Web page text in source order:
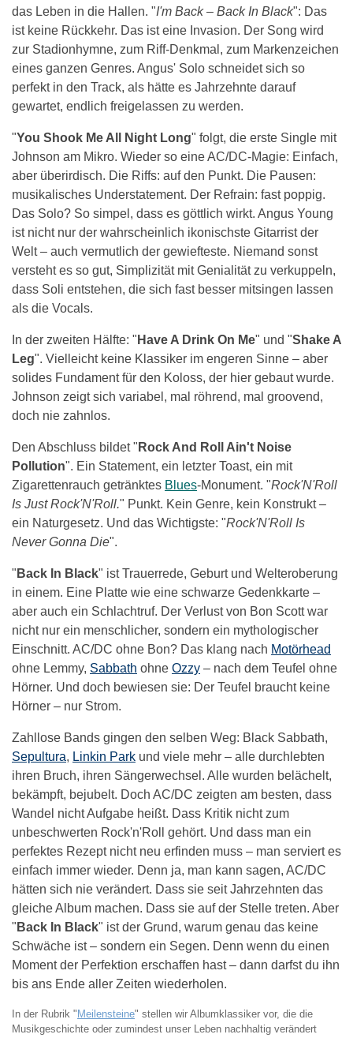
das Leben in die Hallen. "I'm Back – Back In Black": Das
ist keine Rückkehr. Das ist eine Invasion. Der Song wird
zur Stadionhymne, zum Riff-Denkmal, zum Markenzeichen
eines ganzen Genres. Angus' Solo schneidet sich so
perfekt in den Track, als hätte es Jahrzehnte darauf
gewartet, endlich freigelassen zu werden.
"You Shook Me All Night Long" folgt, die erste Single mit
Johnson am Mikro. Wieder so eine AC/DC-Magie: Einfach,
aber überirdisch. Die Riffs: auf den Punkt. Die Pausen:
musikalisches Understatement. Der Refrain: fast poppig.
Das Solo? So simpel, dass es göttlich wirkt. Angus Young
ist nicht nur der wahrscheinlich ikonischste Gitarrist der
Welt – auch vermutlich der gewiefteste. Niemand sonst
versteht es so gut, Simplizität mit Genialität zu verkuppeln,
dass Soli entstehen, die sich fast besser mitsingen lassen
als die Vocals.
In der zweiten Hälfte: " Have A Drink On Me" und "Shake A
Leg". Vielleicht keine Klassiker im engeren Sinne – aber
solides Fundament für den Koloss, der hier gebaut wurde.
Johnson zeigt sich variabel, mal röhrend, mal groovend,
doch nie zahnlos.
Den Abschluss bildet " Rock And Roll Ain't Noise
Pollution". Ein Statement, ein letzter Toast, ein mit
Zigarettenrauch getränktes Blues-Monument. "Rock'N'Roll
Is Just Rock'N'Roll." Punkt. Kein Genre, kein Konstrukt –
ein Naturgesetz. Und das Wichtigste: "Rock'N'Roll Is
Never Gonna Die".
" Back In Black" ist Trauerrede, Geburt und Welteroberung
in einem. Eine Platte wie eine schwarze Gedenkkarte –
aber auch ein Schlachtruf. Der Verlust von Bon Scott war
nicht nur ein menschlicher, sondern ein mythologischer
Einschnitt. AC/DC ohne Bon? Das klang nach Motörhead
ohne Lemmy, Sabbath ohne Ozzy – nach dem Teufel ohne
Hörner. Und doch bewiesen sie: Der Teufel braucht keine
Hörner – nur Strom.
Zahllose Bands gingen den selben Weg: Black Sabbath,
Sepultura, Linkin Park und viele mehr – alle durchlebten
ihren Bruch, ihren Sängerwechsel. Alle wurden belächelt,
bekämpft, bejubelt. Doch AC/DC zeigten am besten, dass
Wandel nicht Aufgabe heißt. Dass Kritik nicht zum
unbeschwerten Rock'n'Roll gehört. Und dass man ein
perfektes Rezept nicht neu erfinden muss – man serviert es
einfach immer wieder. Denn ja, man kann sagen, AC/DC
hätten sich nie verändert. Dass sie seit Jahrzehnten das
gleiche Album machen. Dass sie auf der Stelle treten. Aber
" Back In Black" ist der Grund, warum genau das keine
Schwäche ist – sondern ein Segen. Denn wenn du einen
Moment der Perfektion erschaffen hast – dann darfst du ihn
bis ans Ende aller Zeiten wiederholen.
In der Rubrik " Meilensteine" stellen wir Albumklassiker vor, die die
Musikgeschichte oder zumindest unser Leben nachhaltig verändert